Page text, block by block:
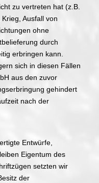
zu vertreten hat (z.B.
Ausfall von
ohne
durch
erbringen kann.
sich in diesen Fällen
aus den zuvor
gehindert
nach der
Entwürfe,
Eigentum des
setzten wir
der